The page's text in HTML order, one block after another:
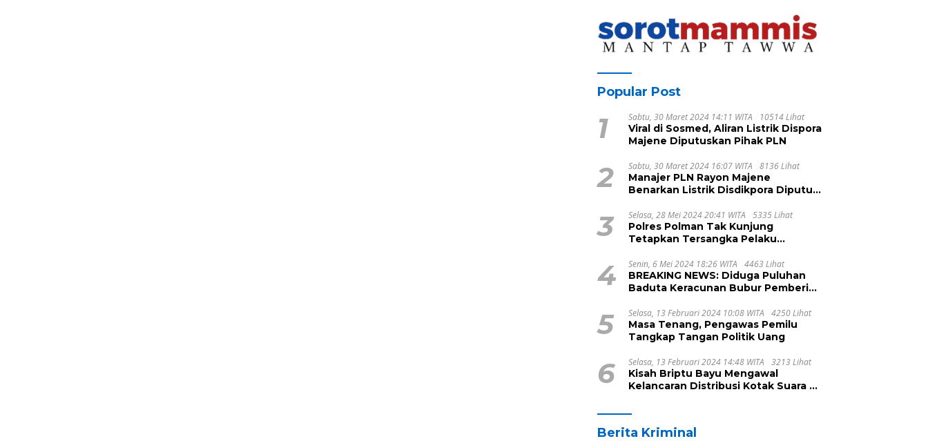
Berkelanjutan Sulawesi
Barat
Popular Post
1 Sabtu, 30 Maret 2024 14:11 WITA 10514 Lihat
Viral di Sosmed, Aliran Listrik Dispora
Majene Diputuskan Pihak PLN
2 Sabtu, 30 Maret 2024 16:07 WITA 8136 Lihat
Manajer PLN Rayon Majene
Benarkan Listrik Disdikpora Diputus
3 Selasa, 28 Mei 2024 20:41 WITA 5335 Lihat
Polres Polman Tak Kunjung
Tetapkan Tersangka Pelaku
4 Senin, 6 Mei 2024 18:26 WITA 4463 Lihat
BREAKING NEWS: Diduga Puluhan
Baduta Keracunan Bubur Pemberian
5 Selasa, 13 Februari 2024 10:08 WITA 4250 Lihat
Masa Tenang, Pengawas Pemilu
Tangkap Tangan Politik Uang
6 Selasa, 13 Februari 2024 14:48 WITA 3213 Lihat
Kisah Briptu Bayu Mengawal
Kelancaran Distribusi Kotak Suara di
Sungai dan Jalan Terjal
Berita Kriminal